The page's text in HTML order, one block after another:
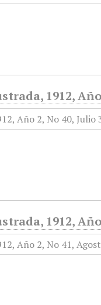
1912, Año
1912,